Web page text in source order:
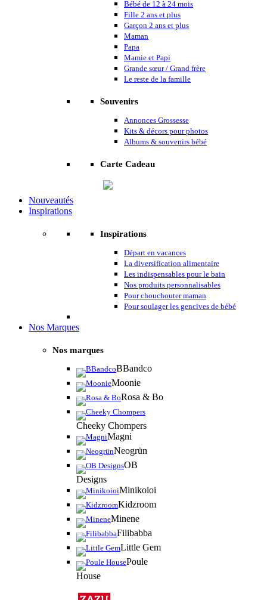
Bébé de 12 à 24 mois
Fille 2 ans et plus
Garçon 2 ans et plus
Maman
Papa
Mamie et Papi
Grande sœur / Grand frère
Le reste de la famille
Souvenirs
Annonces Grossesse
Kits & décors pour photos
Albums & souvenirs bébé
Carte Cadeau
Nouveautés
Inspirations
Inspirations
Départ en vacances
La diversification alimentaire
Les indispensables pour le bain
Nos produits personnalisables
Pour chouchouter maman
Pour soulager les gencives de bébé
Nos Marques
Nos marques
BBandco
Moonie
Rosa & Bo
Cheeky Chompers
Magni
Neogrün
OB
Designs
Minikoioi
Kidzroom
Minene
Filibabba
Little Gem
Poule
House